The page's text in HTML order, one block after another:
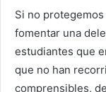
Si no
fomentar una
estudiantes que
que no han
comprensibles,